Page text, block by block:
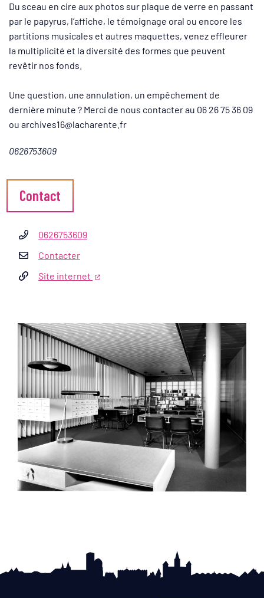
Du sceau en cire aux photos sur plaque de verre en passant
par le papyrus, l’affiche, le témoignage oral ou encore les
partitions musicales et autres maquettes, venez effleurer
la multiplicité et la diversité des formes que peuvent
revêtir nos fonds.
Une question, une annulation, un empêchement de
dernière minute ? Merci de nous contacter au 06 26 75 36 09
ou archives16@lacharente.fr
0626753609
Informations complémentaires
Contact
0626753609
Contacter
Site internet